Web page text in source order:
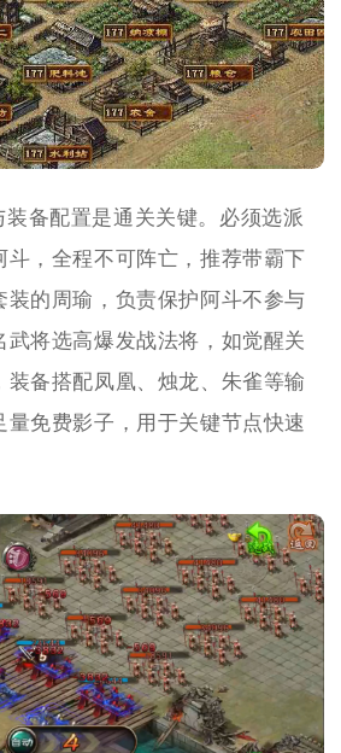
装备配置是通关关键。必须选派
斗，全程不可阵亡，推荐带霸下
装的周瑜，负责保护阿斗不参与
武将选高爆发战法将，如觉醒关
装备搭配凤凰、烛龙、朱雀等输
量免费影子，用于关键节点快速